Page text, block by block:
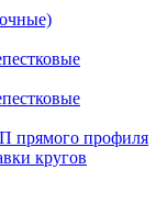
прямого профиля
кругов